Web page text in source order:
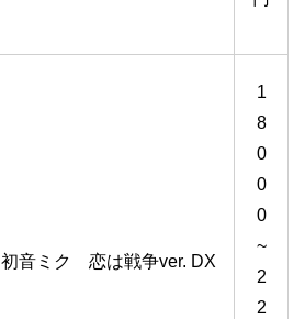
初音ミク 恋は戦争ver. DX
1
8
0
0
0
~
2
2